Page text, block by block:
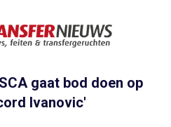
gaat bod doen op
Ivanovic'